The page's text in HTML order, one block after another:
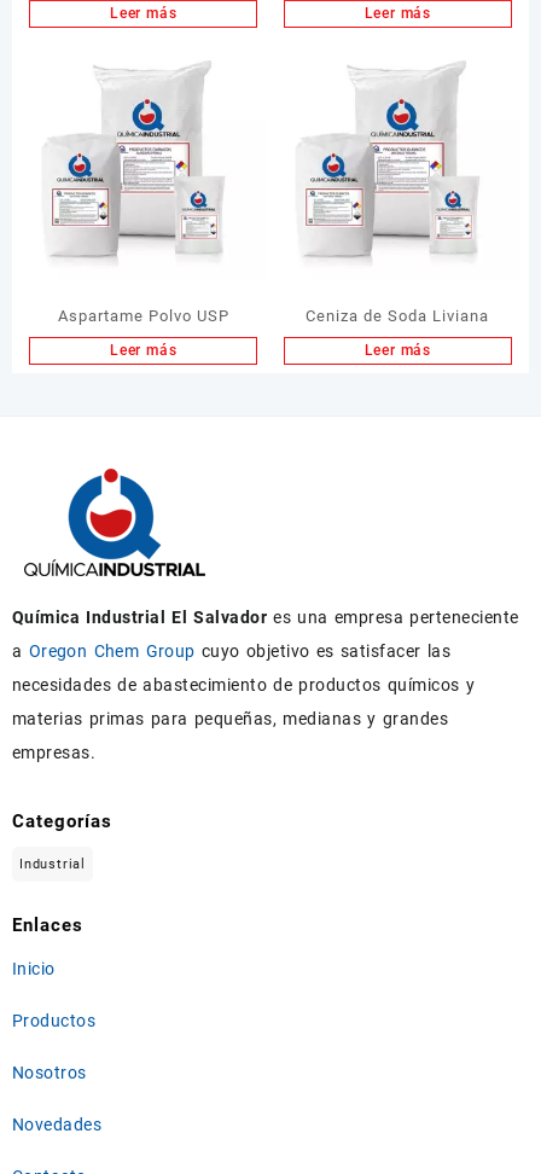
Leer más Leer más
Aspartame Polvo USP
Leer más
Ceniza de Soda Liviana
Leer más
Química Industrial El Salvador es una empresa perteneciente
a Oregon Chem Group cuyo objetivo es satisfacer las
necesidades de abastecimiento de productos químicos y
materias primas para pequeñas, medianas y grandes
empresas.
Categorías
Industrial
Enlaces
Inicio
Productos
Nosotros
Novedades